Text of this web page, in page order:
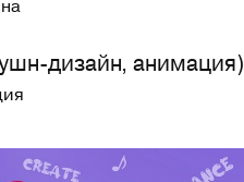
дизайн, анимация)